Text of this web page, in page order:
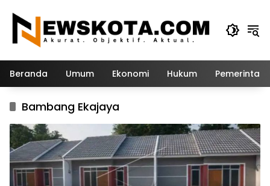
konten
Beranda Umum Ekonomi Hukum
Bambang Ekajaya